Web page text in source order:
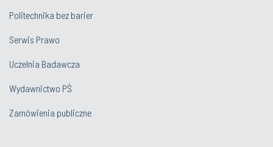
Politechnika bez barier
Serwis Prawo
Uczelnia Badawcza
Wydawnictwo PŚ
Zamówienia publiczne